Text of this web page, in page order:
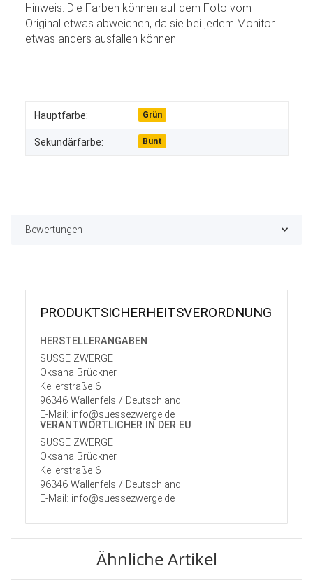
Hinweis: Die Farben können auf dem Foto vom
Original etwas abweichen, da sie bei jedem Monitor
etwas anders ausfallen können.
Produkteigenschaft
Wert
Hauptfarbe: Grün
Sekundärfarbe: Bunt
Bewertungen
PRODUKT­SICHER­HEITS­VER­ORD­NUNG
HERSTELLER­ANGABEN
SÜSSE ZWERGE
Oksana Brückner
Kellerstraße 6
96346 Wallenfels / Deutschland
E-Mail: info@suessezwerge.de
VERANTWORT­LICHER IN DER EU
SÜSSE ZWERGE
Oksana Brückner
Kellerstraße 6
96346 Wallenfels / Deutschland
E-Mail: info@suessezwerge.de
Ähnliche Artikel